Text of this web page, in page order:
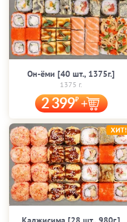
Он-ёми [40 шт., 1375г.]
1375 г.
2 399
ХИТ!